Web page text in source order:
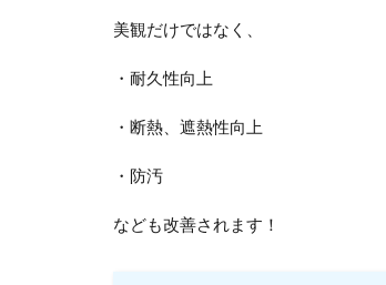
美観だけではなく、
・耐久性向上
・断熱、遮熱性向上
・防汚
なども改善されます！